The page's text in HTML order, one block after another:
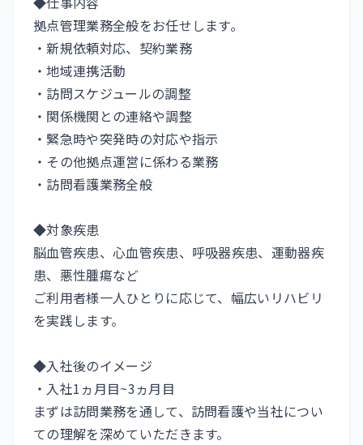
拠点管理業務全般をお任せします。
・新規依頼対応、契約業務
・地域連携活動
・訪問スケジュールの調整
・関係機関との連絡や調整
・緊急時や突発時の対応や指示
・その他拠点運営に係わる業務
・訪問看護業務全般
◆対象疾患
脳血管疾患、心血管疾患、呼吸器疾患、運動器疾
患、悪性腫瘍など
ご利用者様一人ひとりに応じて、幅広いリハビリ
を実践します。
◆入社後のイメージ
・入社1ヵ月目~3ヵ月目
まずは訪問業務を通して、訪問看護や当社につい
ての理解を深めていただきます。